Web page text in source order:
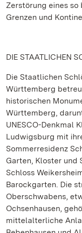
Zerstörung eines
Grenzen und
DIE STAATLICHEN
Die Staatlichen
Württemberg
historischen
Württemberg,
UNESCO-Denkmal
Ludwigsburg mit
Sommerresidenz
Garten, Kloster und
Schloss
Barockgarten. Die
Oberschwabens,
Ochsenhausen,
mittelalterliche